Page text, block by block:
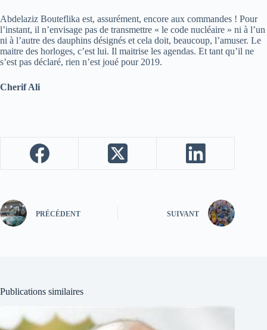
Abdelaziz Bouteflika est, assurément, encore aux commandes ! Pour
l’instant, il n’envisage pas de transmettre « le code nucléaire » ni à l’un
ni à l’autre des dauphins désignés et cela doit, beaucoup, l’amuser. Le
maitre des horloges, c’est lui. Il maitrise les agendas. Et tant qu’il ne
s’est pas déclaré, rien n’est joué pour 2019.
Cherif Ali
PRÉCÉDENT SUIVANT
Publications similaires